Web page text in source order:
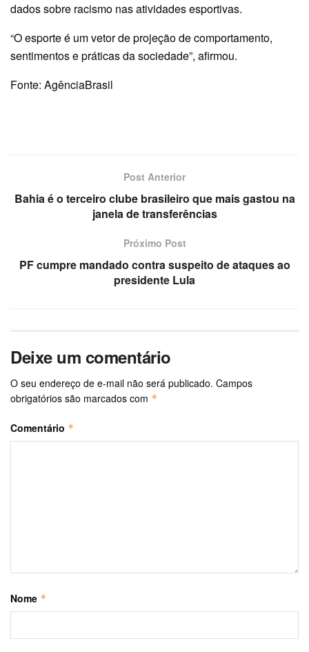
dados sobre racismo nas atividades esportivas.
“O esporte é um vetor de projeção de comportamento,
sentimentos e práticas da sociedade”, afirmou.
Fonte: AgênciaBrasil
Post Anterior
Bahia é o terceiro clube brasileiro que mais gastou na
janela de transferências
Próximo Post
PF cumpre mandado contra suspeito de ataques ao
presidente Lula
Deixe um comentário
O seu endereço de e-mail não será publicado. Campos
obrigatórios são marcados com *
Comentário *
Nome *